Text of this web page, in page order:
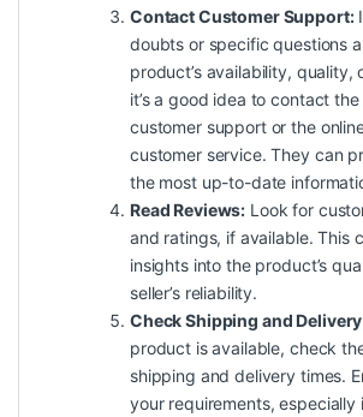
Contact Customer Support:
doubts or specific questions
product’s availability, quality,
it’s a good idea to contact the
customer support or the
customer service. They can
the most up-to-date
Read Reviews: Look for
and ratings, if available. This
insights into the product’s
seller’s reliability.
Check Shipping and
product is available, check
shipping and delivery times.
your requirements, especially